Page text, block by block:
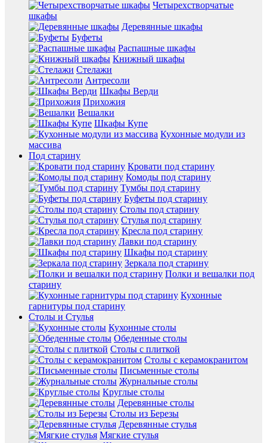
Четырехстворчатые
шкафы
Деревянные шкафы
Буфеты
Распашные шкафы
Книжный шкафы
Стелажи
Антресоли
Шкафы Верди
Прихожия
Вешалки
Шкафы Купе
Кухонные модули из
массива
Под старину
Кровати под старину
Комоды под старину
Тумбы под старину
Буфеты под старину
Столы под старину
Стулья под старину
Кресла под старину
Лавки под старину
Шкафы под старину
Зеркала под старину
Полки и вешалки под
старину
Кухонные
гарнитуры под старину
Столы и Стулья
Кухонные столы
Обеденные столы
Столы с плиткой
Столы с керамокранитом
Письменные столы
Журнальные столы
Круглые столы
Деревянные столы
Столы из Березы
Деревянные стулья
Мягкие стулья